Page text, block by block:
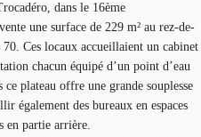
dans le 16ème
une surface de 229 m² au rez-de-
70. Ces locaux accueillaient un cabinet
chacun équipé d’un point d’eau
ce plateau offre une grande souplesse
également des bureaux en espaces
en partie arrière.